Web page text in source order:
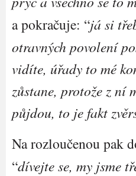
a pokračuje: “já si
otravných povolení
vidíte, úřady to mé
zůstane, protože z ní
půjdou, to je fakt
Na rozloučenou pak
“dívejte se, my jsme